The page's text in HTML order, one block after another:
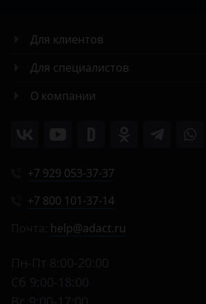
Для клиентов
Для специалистов
О компании
+7 929 053-37-37
+7 800 101-37-14
help@adact.ru